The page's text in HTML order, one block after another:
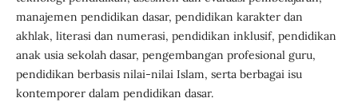
manajemen pendidikan dasar, pendidikan karakter dan
akhlak, literasi dan numerasi, pendidikan inklusif, pendidikan
anak usia sekolah dasar, pengembangan profesional guru,
pendidikan berbasis nilai-nilai Islam, serta berbagai isu
kontemporer dalam pendidikan dasar.